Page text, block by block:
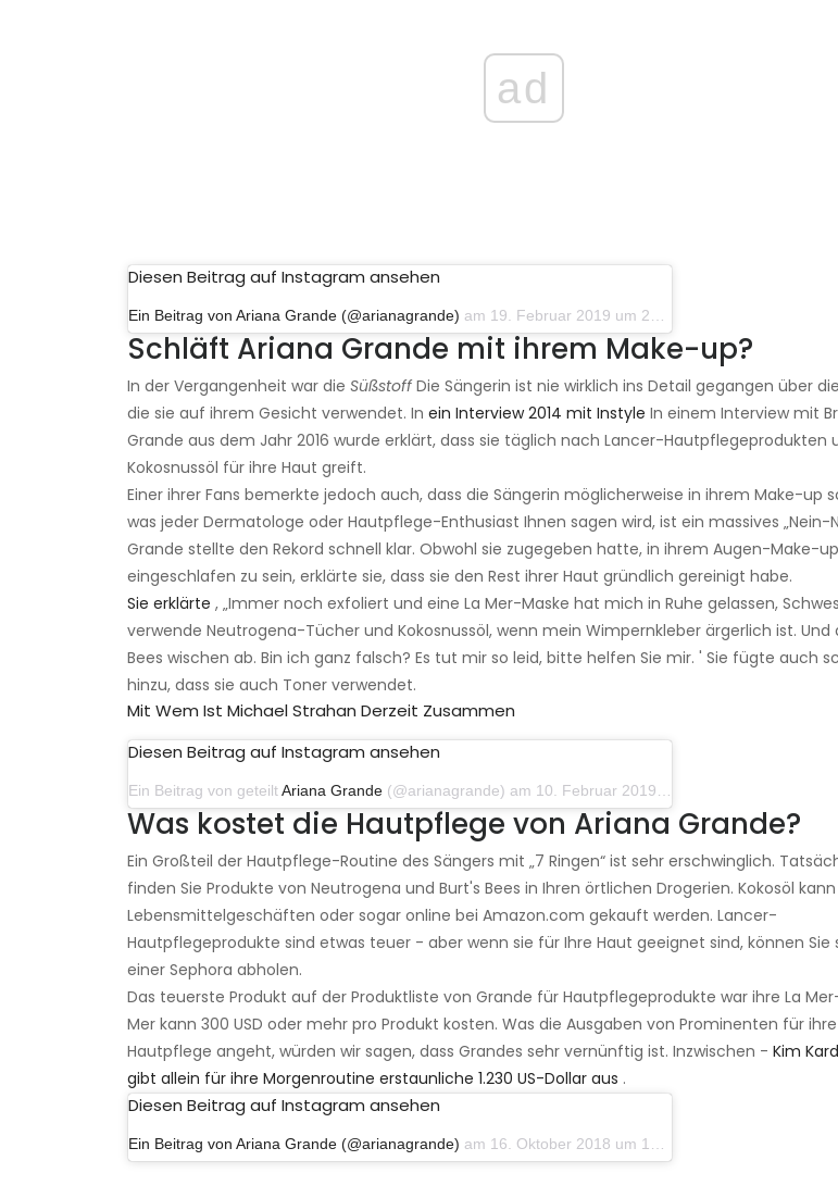
ad
Diesen Beitrag auf Instagram ansehen
Ein Beitrag von Ariana Grande (@arianagrande) am 19. Februar 2019 um 20.15 Uhr PST
Schläft Ariana Grande mit ihrem Make-up?
In der Vergangenheit war die SüßstoffDie Sängerin ist nie wirklich ins Detail gegangen über
die sie auf ihrem Gesicht verwendet. In ein Interview 2014 mit Instyle In einem Interview mit
Grande aus dem Jahr 2016 wurde erklärt, dass sie täglich nach Lancer-Hautpflegeprodukten
Kokosnussöl für ihre Haut greift.
Einer ihrer Fans bemerkte jedoch auch, dass die Sängerin möglicherweise in ihrem Make-up
was jeder Dermatologe oder Hautpflege-Enthusiast Ihnen sagen wird, ist ein massives „Nein-
Grande stellte den Rekord schnell klar. Obwohl sie zugegeben hatte, in ihrem Augen-Make-up
eingeschlafen zu sein, erklärte sie, dass sie den Rest ihrer Haut gründlich gereinigt habe.
Sie erklärte , „Immer noch exfoliert und eine La Mer-Maske hat mich in Ruhe gelassen,
verwende Neutrogena-Tücher und Kokosnussöl, wenn mein Wimpernkleber ärgerlich ist. Und
Bees wischen ab. Bin ich ganz falsch? Es tut mir so leid, bitte helfen Sie mir. ' Sie fügte auch
hinzu, dass sie auch Toner verwendet.
Mit Wem Ist Michael Strahan Derzeit Zusammen
Diesen Beitrag auf Instagram ansehen
Ein Beitrag von geteiltAriana Grande (@arianagrande) am 10. Februar 2019 um 17:50 Uhr PST
Was kostet die Hautpflege von Ariana Grande?
Ein Großteil der Hautpflege-Routine des Sängers mit „7 Ringen“ ist sehr erschwinglich.
finden Sie Produkte von Neutrogena und Burt's Bees in Ihren örtlichen Drogerien. Kokosöl
Lebensmittelgeschäften oder sogar online bei Amazon.com gekauft werden. Lancer-
Hautpflegeprodukte sind etwas teuer - aber wenn sie für Ihre Haut geeignet sind, können Sie
einer Sephora abholen.
Das teuerste Produkt auf der Produktliste von Grande für Hautpflegeprodukte war ihre La
Mer kann 300 USD oder mehr pro Produkt kosten. Was die Ausgaben von Prominenten für ihre
Hautpflege angeht, würden wir sagen, dass Grandes sehr vernünftig ist. Inzwischen - Kim
gibt allein für ihre Morgenroutine erstaunliche 1.230 US-Dollar aus .
Diesen Beitrag auf Instagram ansehen
Ein Beitrag von Ariana Grande (@arianagrande) am 16. Oktober 2018 um 18:29 Uhr PDT